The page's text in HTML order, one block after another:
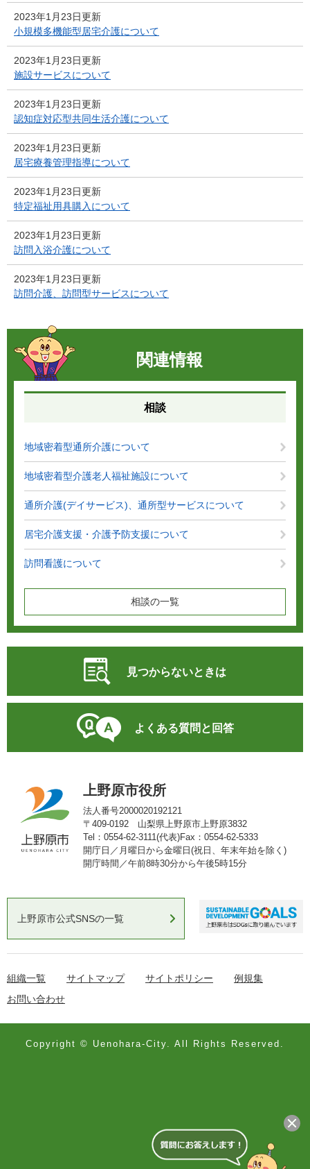
2023年1月23日更新
小規模多機能型居宅介護について
2023年1月23日更新
施設サービスについて
2023年1月23日更新
認知症対応型共同生活介護について
2023年1月23日更新
居宅療養管理指導について
2023年1月23日更新
特定福祉用具購入について
2023年1月23日更新
訪問入浴介護について
2023年1月23日更新
訪問介護、訪問型サービスについて
関連情報
相談
地域密着型通所介護について
地域密着型介護老人福祉施設について
通所介護(デイサービス)、通所型サービスについて
居宅介護支援・介護予防支援について
訪問看護について
相談の一覧
見つからないときは
よくある質問と回答
上野原市役所
法人番号2000020192121
〒409-0192 山梨県上野原市上野原3832
Tel：0554-62-3111(代表)Fax：0554-62-5333
開庁日／月曜日から金曜日(祝日、年末年始を除く)
開庁時間／午前8時30分から午後5時15分
上野原市公式SNSの一覧
組織一覧 サイトマップ サイトポリシー
例規集
お問い合わせ
Copyright © Uenohara-City. All Rights Reserved.